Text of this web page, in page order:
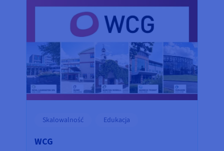
Skalowalność Edukacja
WCG